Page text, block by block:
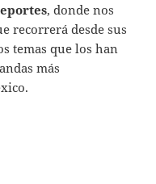
, donde nos
recorrerá desde sus
temas que los han
más